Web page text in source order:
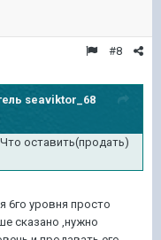
#8
seaviktor_68
оставить(продать)
6го уровня просто
сказано ,нужно